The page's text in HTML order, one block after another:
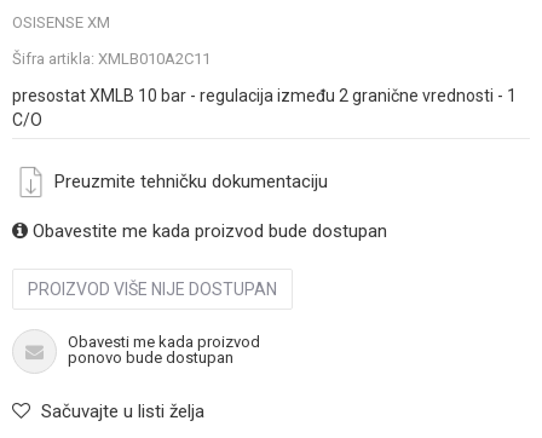
OSISENSE XM
Šifra artikla: XMLB010A2C11
presostat XMLB 10 bar - regulacija između 2 granične vrednosti - 1
C/O
Preuzmite tehničku dokumentaciju
Obavestite me kada proizvod bude dostupan
PROIZVOD VIŠE NIJE DOSTUPAN
Obavesti me kada proizvod
ponovo bude dostupan
Sačuvajte u listi želja